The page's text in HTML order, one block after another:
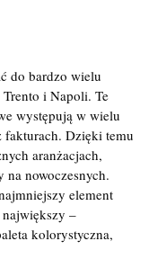
do bardzo wielu
i Napoli. Te
występują w wielu
Dzięki temu
aranżacjach,
nowoczesnych.
element
–
kolorystyczna,